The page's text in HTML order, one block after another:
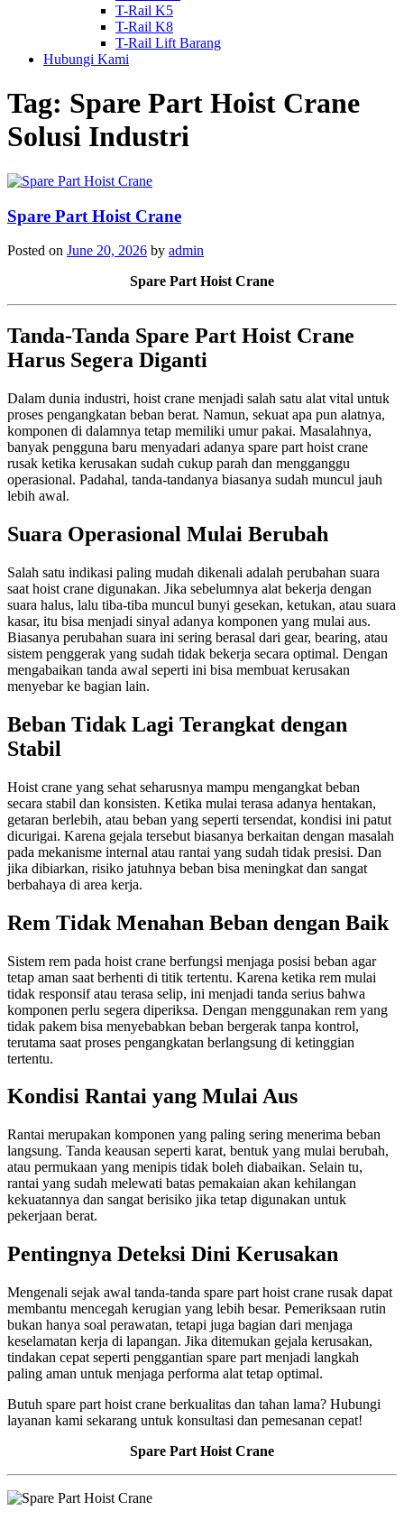
T-Rail K5
T-Rail K8
T-Rail Lift Barang
Hubungi Kami
Tag: Spare Part Hoist Crane
Solusi Industri
Spare Part Hoist Crane
Posted on June 20, 2026 by admin
Spare Part Hoist Crane
Tanda-Tanda Spare Part Hoist Crane
Harus Segera Diganti
Dalam dunia industri, hoist crane menjadi salah satu alat vital untuk
proses pengangkatan beban berat. Namun, sekuat apa pun alatnya,
komponen di dalamnya tetap memiliki umur pakai. Masalahnya,
banyak pengguna baru menyadari adanya spare part hoist crane
rusak ketika kerusakan sudah cukup parah dan mengganggu
operasional. Padahal, tanda-tandanya biasanya sudah muncul jauh
lebih awal.
Suara Operasional Mulai Berubah
Salah satu indikasi paling mudah dikenali adalah perubahan suara
saat hoist crane digunakan. Jika sebelumnya alat bekerja dengan
suara halus, lalu tiba-tiba muncul bunyi gesekan, ketukan, atau suara
kasar, itu bisa menjadi sinyal adanya komponen yang mulai aus.
Biasanya perubahan suara ini sering berasal dari gear, bearing, atau
sistem penggerak yang sudah tidak bekerja secara optimal. Dengan
mengabaikan tanda awal seperti ini bisa membuat kerusakan
menyebar ke bagian lain.
Beban Tidak Lagi Terangkat dengan
Stabil
Hoist crane yang sehat seharusnya mampu mengangkat beban
secara stabil dan konsisten. Ketika mulai terasa adanya hentakan,
getaran berlebih, atau beban yang seperti tersendat, kondisi ini patut
dicurigai. Karena gejala tersebut biasanya berkaitan dengan masalah
pada mekanisme internal atau rantai yang sudah tidak presisi. Dan
jika dibiarkan, risiko jatuhnya beban bisa meningkat dan sangat
berbahaya di area kerja.
Rem Tidak Menahan Beban dengan Baik
Sistem rem pada hoist crane berfungsi menjaga posisi beban agar
tetap aman saat berhenti di titik tertentu. Karena ketika rem mulai
tidak responsif atau terasa selip, ini menjadi tanda serius bahwa
komponen perlu segera diperiksa. Dengan menggunakan rem yang
tidak pakem bisa menyebabkan beban bergerak tanpa kontrol,
terutama saat proses pengangkatan berlangsung di ketinggian
tertentu.
Kondisi Rantai yang Mulai Aus
Rantai merupakan komponen yang paling sering menerima beban
langsung. Tanda keausan seperti karat, bentuk yang mulai berubah,
atau permukaan yang menipis tidak boleh diabaikan. Selain tu,
rantai yang sudah melewati batas pemakaian akan kehilangan
kekuatannya dan sangat berisiko jika tetap digunakan untuk
pekerjaan berat.
Pentingnya Deteksi Dini Kerusakan
Mengenali sejak awal tanda-tanda spare part hoist crane rusak dapat
membantu mencegah kerugian yang lebih besar. Pemeriksaan rutin
bukan hanya soal perawatan, tetapi juga bagian dari menjaga
keselamatan kerja di lapangan. Jika ditemukan gejala kerusakan,
tindakan cepat seperti penggantian spare part menjadi langkah
paling aman untuk menjaga performa alat tetap optimal.
Butuh spare part hoist crane berkualitas dan tahan lama? Hubungi
layanan kami sekarang untuk konsultasi dan pemesanan cepat!
Spare Part Hoist Crane